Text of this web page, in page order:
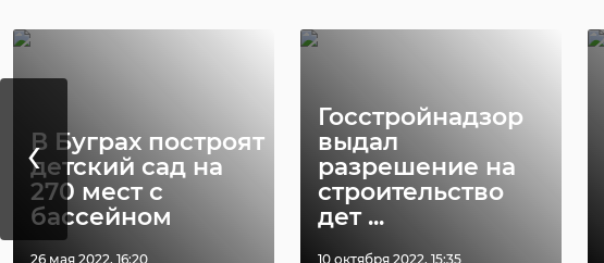
В Буграх построят
детский сад на
270 мест с
бассейном
26 мая 2022, 16:20
Госстройнадзор
выдал
разрешение на
строительство
дет ...
10 октября 2022, 15:35
‹